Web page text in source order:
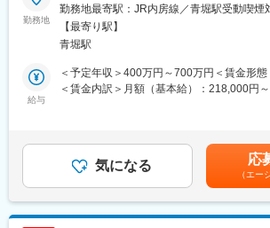
いことに高く評価いただいており、今後更
品開発に向け開発体制を強化しております。
■勤務地補足：
千葉県の柏の葉は、都内から通う社員の方
る距離感です。
技術を提供する、東京大学発の研究開発型
10億円まで資金調達を達成した当社は、こ
発を強化していく予定であり、「技術開発
めております）
火力・バイオマス等の発電設備のメンテナ
務を担当いただきます。
東京電力グループ会社だけではなく、グル
きているため、火力発電、原子力発電のみ
電などの再生可能エネルギーに関する幅広
可能です。
＜施工管理とは？＞
工事全体を管理・調整するお仕事です。実
勤務地
勤務地最寄駅：JR内房線／青堀駅受動喫煙
勤務地詳細2＞千葉県内住所：千葉県 富津
袖ケ浦市のいずれかの事務所 受動喫煙対策
【最寄り駅】
青堀駅
給与
＜予定年収＞400万円～700万円＜賃金形
＜賃金内訳＞月額（基本給）：218,000円
手当：実費支給■モデル年収・25歳：
6,826,000円・45歳：7,944,000円賃金はあ
あり、選考を通じて上下する可能性があり
手当を含めた表記です。
気になる 応
（エー